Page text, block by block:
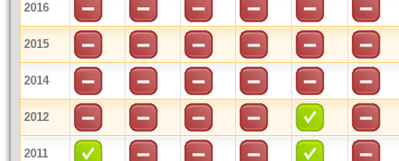
2016
2015
2014
2012
2011